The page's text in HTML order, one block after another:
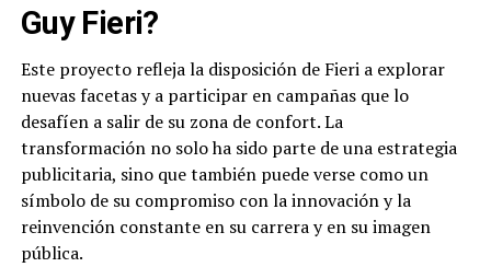
Guy Fieri?
Este proyecto refleja la disposición de Fieri a explorar
nuevas facetas y a participar en campañas que lo
desafíen a salir de su zona de confort. La
transformación no solo ha sido parte de una estrategia
publicitaria, sino que también puede verse como un
símbolo de su compromiso con la innovación y la
reinvención constante en su carrera y en su imagen
pública.